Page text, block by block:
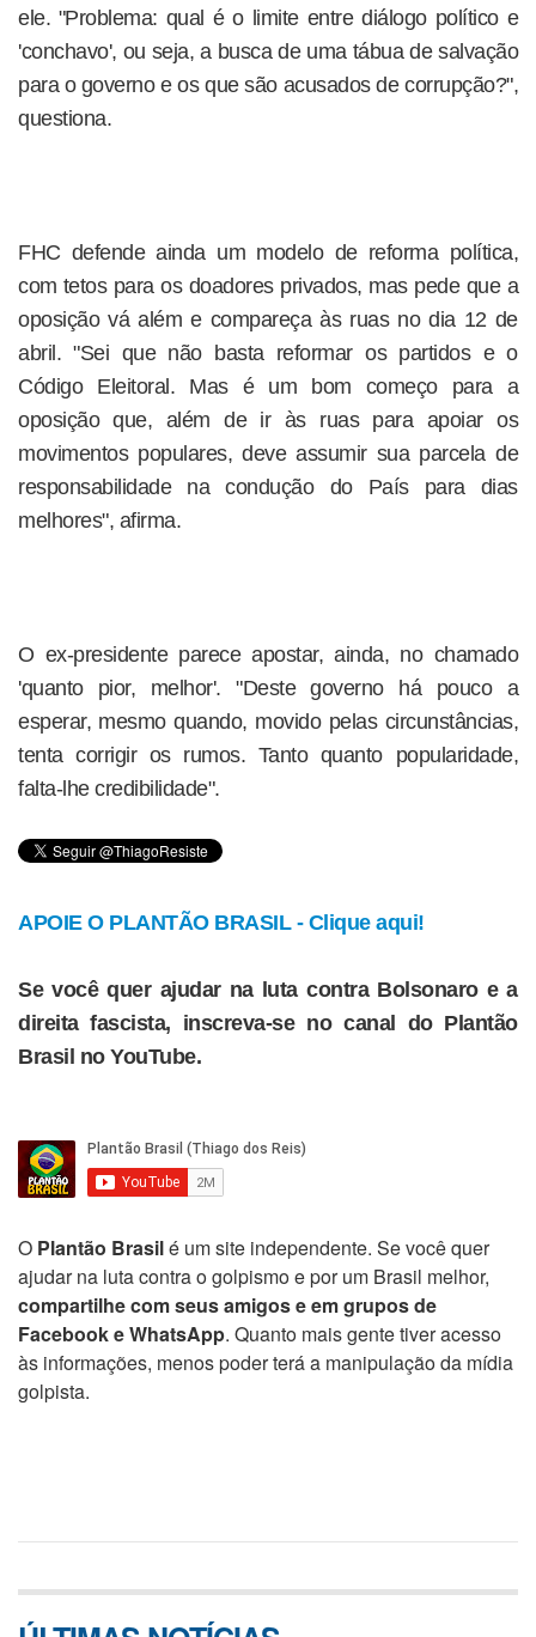
ele. "Problema: qual é o limite entre diálogo político e
'conchavo', ou seja, a busca de uma tábua de salvação
para o governo e os que são acusados de corrupção?",
questiona.
FHC defende ainda um modelo de reforma política,
com tetos para os doadores privados, mas pede que a
oposição vá além e compareça às ruas no dia 12 de
abril. "Sei que não basta reformar os partidos e o
Código Eleitoral. Mas é um bom começo para a
oposição que, além de ir às ruas para apoiar os
movimentos populares, deve assumir sua parcela de
responsabilidade na condução do País para dias
melhores", afirma.
O ex-presidente parece apostar, ainda, no chamado
'quanto pior, melhor'. "Deste governo há pouco a
esperar, mesmo quando, movido pelas circunstâncias,
tenta corrigir os rumos. Tanto quanto popularidade,
falta-lhe credibilidade".
APOIE O PLANTÃO BRASIL - Clique aqui!
Se você quer ajudar na luta contra Bolsonaro e a
direita fascista, inscreva-se no canal do Plantão
Brasil no YouTube.
O Plantão Brasilé um site independente. Se você quer
ajudar na luta contra o golpismo e por um Brasil melhor,
compartilhe com seus amigos e em grupos de
Facebook e WhatsApp. Quanto mais gente tiver acesso
às informações, menos poder terá a manipulação da mídia
golpista.